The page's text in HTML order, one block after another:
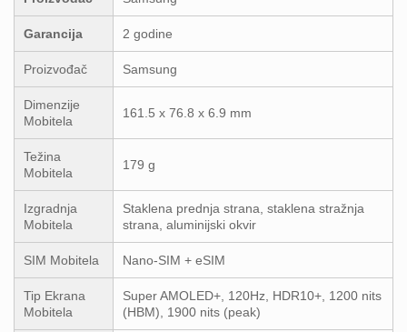
Garancija 2 godine
Proizvođač Samsung
Dimenzije
Mobitela
161.5 x 76.8 x 6.9 mm
Težina
Mobitela
179 g
Izgradnja
Mobitela
Staklena prednja strana, staklena stražnja
strana, aluminijski okvir
SIM Mobitela Nano-SIM + eSIM
Tip Ekrana
Mobitela
Super AMOLED+, 120Hz, HDR10+, 1200 nits
(HBM), 1900 nits (peak)